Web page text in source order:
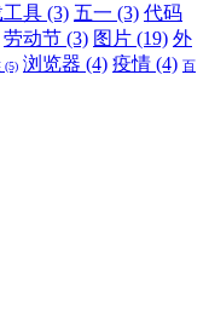
具 (3) 五一 (3) 代码
劳动节 (3) 图片 (19) 外
(5) 浏览器 (4) 疫情 (4) 百